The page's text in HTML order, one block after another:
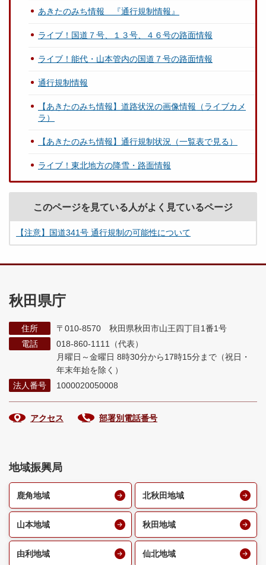
あきたのみち情報 『通行規制情報』
ライブ！国道７号、１３号、４６号の路面情報
ライブ！能代・山本管内の国道７号の路面情報
通行規制情報
【あきたのみち情報】道路状況の画像情報（ライブカメ
ラ）
【あきたのみち情報】通行規制状況（一覧表で見る）
ライブ！東北地方の降雪・路面情報
このページを見ている人がよく見ているページ
【注意】国道341号 通行規制の可能性について
秋田県庁
住所
〒010-8570 秋田県秋田市山王四丁目1番1号
電話
018-860-1111（代表）
月曜日～金曜日 8時30分から17時15分まで （祝日・
年末年始を除く）
法人番号
1000020050008
アクセス 部署別電話番号
地域振興局
鹿角地域 北秋田地域
山本地域 秋田地域
由利地域 仙北地域